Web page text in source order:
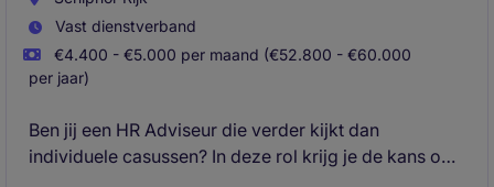
Vast dienstverband
€4.400 - €5.000 per maand (€52.800 - €60.000
per jaar)
Ben jij een HR Adviseur die verder kijkt dan
individuele casussen? In deze rol krijg je de kans om